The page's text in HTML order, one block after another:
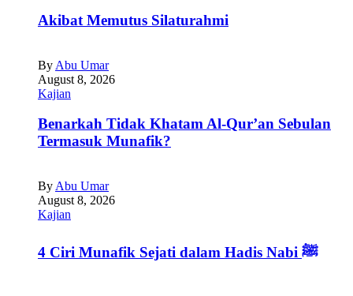
Akibat Memutus Silaturahmi
By Abu Umar
August 8, 2026
Kajian
Benarkah Tidak Khatam Al-Qur’an Sebulan
Termasuk Munafik?
By Abu Umar
August 8, 2026
Kajian
4 Ciri Munafik Sejati dalam Hadis Nabi ﷺ